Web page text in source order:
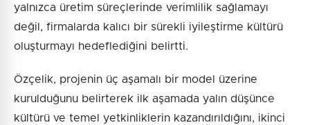
yalnızca üretim süreçlerinde verimlilik sağlamayı
değil, firmalarda kalıcı bir sürekli iyileştirme kültürü
oluşturmayı hedeflediğini belirtti.
Özçelik, projenin üç aşamalı bir model üzerine
kurulduğunu belirterek ilk aşamada yalın düşünce
kültürü ve temel yetkinliklerin kazandırıldığını, ikinci